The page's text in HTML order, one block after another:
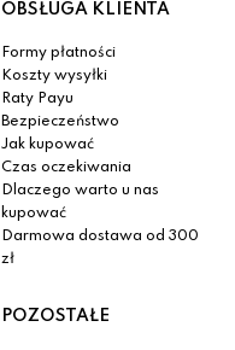
OBSŁUGA KLIENTA
Formy płatności
Koszty wysyłki
Raty Payu
Bezpieczeństwo
Jak kupować
Czas oczekiwania
Dlaczego warto u nas
kupować
Darmowa dostawa od 300
zł
POZOSTAŁE